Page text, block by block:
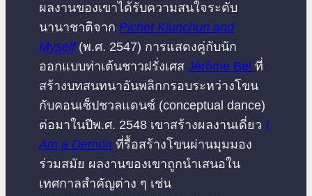
ผลงานของเขาได้รับความสนใจระดับ
นานาชาติจาก Pichet Klunchun and
Myself (พ.ศ. 2547) การแสดงคู่กับนัก
ออกแบบท่าเต้นชาวฝรั่งเศส Jérôme Bel ที่
สร้างบทสนทนาอันพลิกกรอบระหว่างโขน
กับคอนเซ็ปชวลแดนซ์ (conceptual dance)
ต่อมาในปีพ.ศ. 2548 เขาสร้างผลงานเดี่ยว I
Am a Demon ที่รื้อสร้างโขนผ่านมุมมอง
ร่วมสมัย ผลงานของเขาถูกนำเสนอใน
เทศกาลสำคัญต่าง ๆ เช่น